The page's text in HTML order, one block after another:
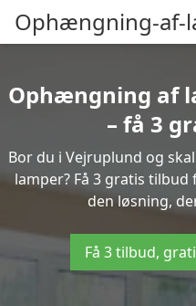
Ophængning-af-
Ophængning af
– få 3
Bor du i Vejruplund og
lamper? Få 3 gratis
den løsning,
Få 3 tilbud,